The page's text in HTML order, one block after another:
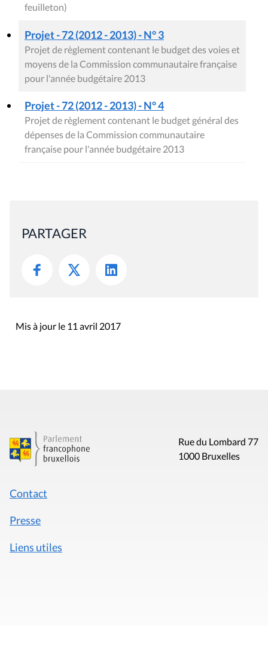
feuilleton)
Projet - 72 (2012 - 2013) - N° 3
Projet de règlement contenant le budget des voies et
moyens de la Commission communautaire française
pour l'année budgétaire 2013
Projet - 72 (2012 - 2013) - N° 4
Projet de règlement contenant le budget général des
dépenses de la Commission communautaire
française pour l'année budgétaire 2013
PARTAGER
Mis à jour le 11 avril 2017
Rue du Lombard 77
1000 Bruxelles
Contact
Presse
Liens utiles